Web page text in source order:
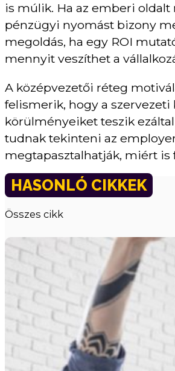
is múlik. Ha az emberi
pénzügyi nyomást bizony
megoldás, ha egy ROI
mennyit veszíthet a
A középvezetői réteg
felismerik, hogy a
körülményeiket teszik
tudnak tekinteni az
megtapasztalhatják, miért
HASONLÓ CIKKEK
Összes cikk